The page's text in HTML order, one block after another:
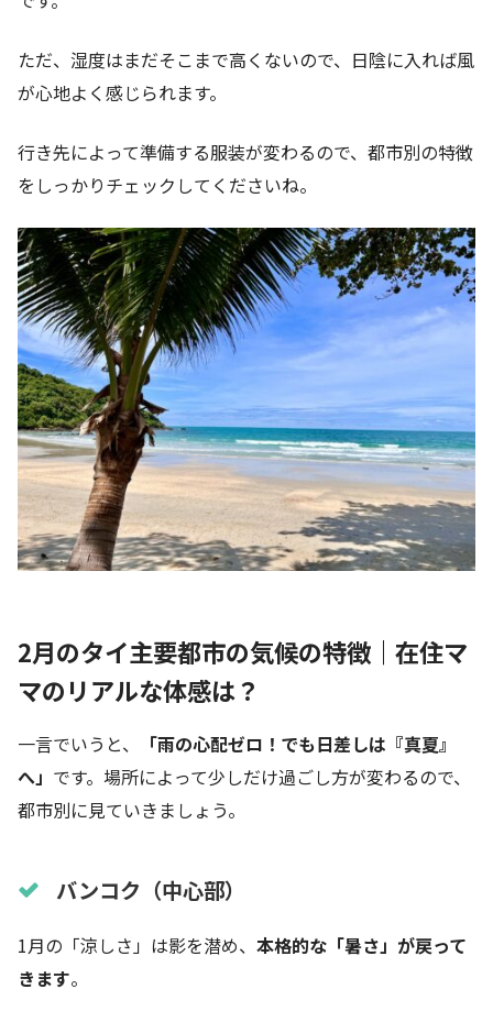
ただ、湿度はまだそこまで高くないので、日陰に入れば風
が心地よく感じられます。
行き先によって準備する服装が変わるので、都市別の特徴
をしっかりチェックしてくださいね。
2月のタイ主要都市の気候の特徴｜在住マ
マのリアルな体感は？
一言でいうと、
「雨の心配ゼロ！でも日差しは『真夏』
へ」 です。場所によって少しだけ過ごし方が変わるので、
都市別に見ていきましょう。
バンコク（中心部）
1月の「涼しさ」は影を潜め、 本格的な「暑さ」が戻って
きます。